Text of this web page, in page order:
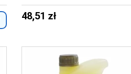
48,51 zł